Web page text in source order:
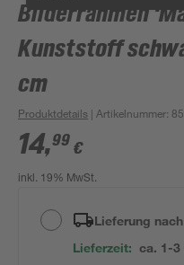
Bilderrahmen
Kunststoff
cm
Produktdetails | Artikelnummer:
14,99 €
inkl. 19% MwSt.
Lieferung
Lieferzeit: ca. 1-3